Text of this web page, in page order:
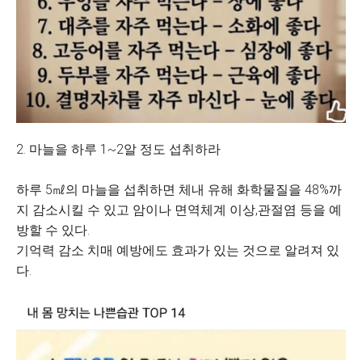
2. 마늘을 하루 1~2알 정도 섭취하라
하루 5㎖의 마늘을 섭취하면 체내 유해 화학물질을 48%까
지 감소시킬 수 있고 암이나 면역체계 이상,관절염 등을 예
방할 수 있다.
기억력 감소 치매 예방에도 효과가 있는 것으로 알려져 있
다.